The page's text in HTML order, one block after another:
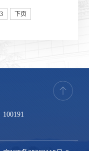
3 下页